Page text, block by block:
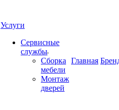
Услуги
Сервисные
службы
Сборка
мебели
Монтаж
дверей
Главная